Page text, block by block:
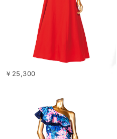
￥25,300